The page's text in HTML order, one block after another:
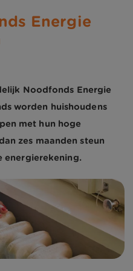
Energie
Noodfonds Energie
worden huishoudens
met hun hoge
zes maanden steun
energierekening.